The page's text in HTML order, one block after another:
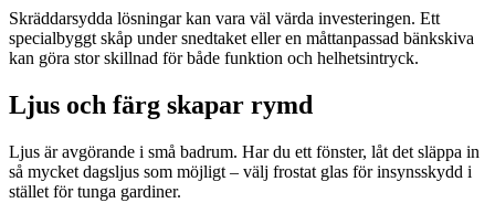
Skräddarsydda lösningar kan vara väl värda investeringen. Ett
specialbyggt skåp under snedtaket eller en måttanpassad bänkskiva
kan göra stor skillnad för både funktion och helhetsintryck.
Ljus och färg skapar rymd
Ljus är avgörande i små badrum. Har du ett fönster, låt det släppa in
så mycket dagsljus som möjligt – välj frostat glas för insynsskydd i
stället för tunga gardiner.